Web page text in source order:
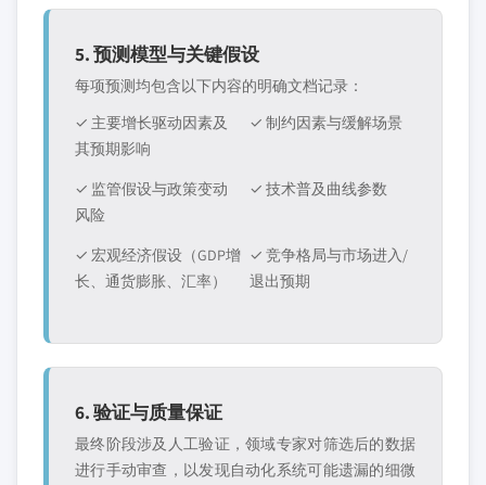
5. 预测模型与关键假设
每项预测均包含以下内容的明确文档记录：
✓ 主要增长驱动因素及
其预期影响
✓ 制约因素与缓解场景
✓ 监管假设与政策变动
风险
✓ 技术普及曲线参数
✓ 宏观经济假设（GDP增
长、通货膨胀、汇率）
✓ 竞争格局与市场进入/
退出预期
6. 验证与质量保证
最终阶段涉及人工验证，领域专家对筛选后的数据
进行手动审查，以发现自动化系统可能遗漏的细微